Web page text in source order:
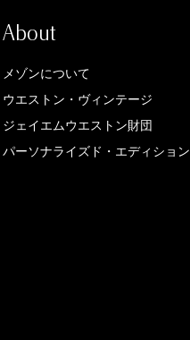
About
メゾンについて
ウエストン・ヴィンテージ
ジェイエムウエストン財団
パーソナライズド・エディション